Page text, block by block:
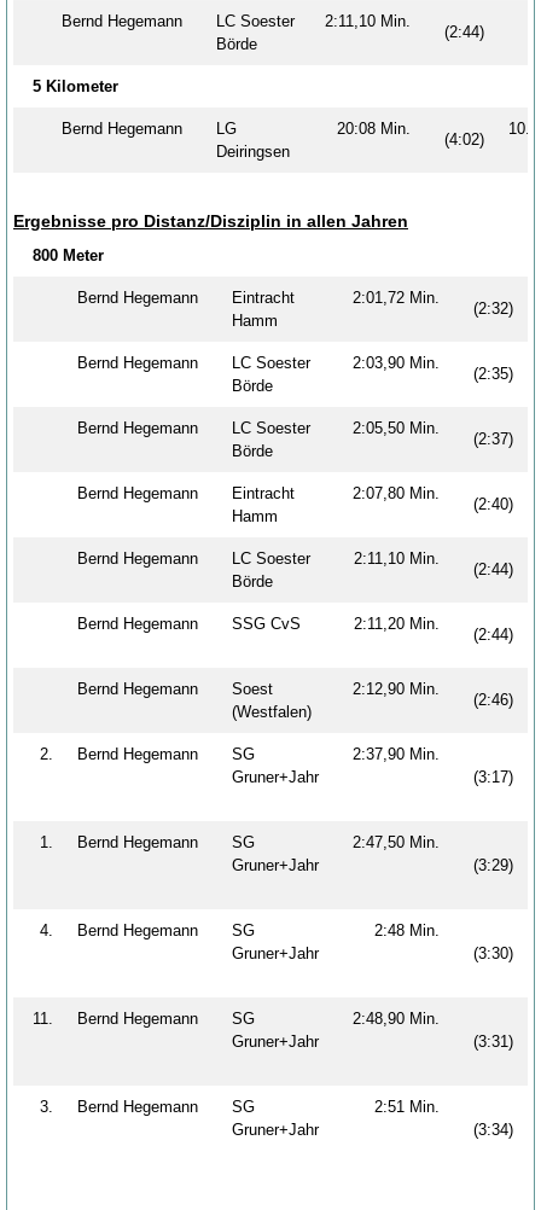
Bernd Hegemann
LC Soester
Börde
2:11,10 Min.
(2:44)
5 Kilometer
Bernd Hegemann
LG
Deiringsen
20:08 Min.
(4:02)
Ergebnisse pro Distanz/Disziplin in allen Jahren
800 Meter
Bernd Hegemann
Eintracht
Hamm
2:01,72 Min.
(2:32)
Bernd Hegemann
LC Soester
Börde
2:03,90 Min.
(2:35)
Bernd Hegemann
LC Soester
Börde
2:05,50 Min.
(2:37)
Bernd Hegemann
Eintracht
Hamm
2:07,80 Min.
(2:40)
Bernd Hegemann
LC Soester
Börde
2:11,10 Min.
(2:44)
Bernd Hegemann SSG CvS 2:11,20 Min.
(2:44)
Bernd Hegemann
Soest
(Westfalen)
2:12,90 Min.
(2:46)
2. Bernd Hegemann
SG
Gruner+Jahr
2:37,90 Min.
(3:17)
1. Bernd Hegemann
SG
Gruner+Jahr
2:47,50 Min.
(3:29)
4. Bernd Hegemann
SG
Gruner+Jahr
2:48 Min.
(3:30)
11. Bernd Hegemann
SG
Gruner+Jahr
2:48,90 Min.
(3:31)
3. Bernd Hegemann
SG
Gruner+Jahr
2:51 Min.
(3:34)